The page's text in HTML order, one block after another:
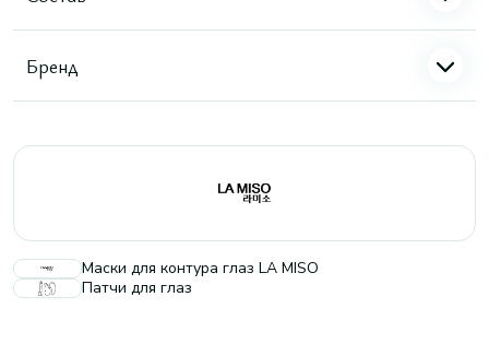
Бренд
Маски для контура глаз LA MISO
Патчи для глаз